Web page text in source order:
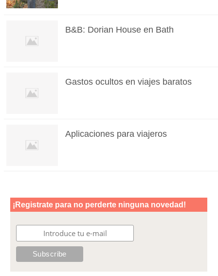
B&B: Dorian House en Bath
Gastos ocultos en viajes baratos
Aplicaciones para viajeros